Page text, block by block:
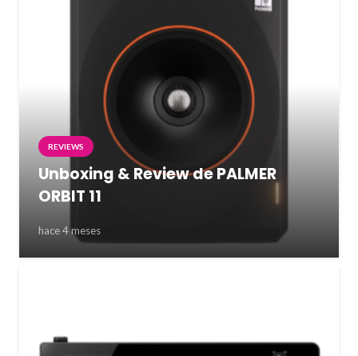
REVIEWS
Unboxing & Review de PALMER
ORBIT 11
hace 4 meses